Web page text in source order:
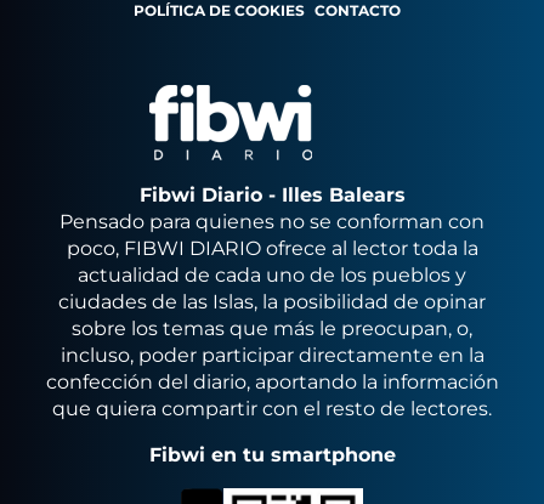
POLÍTICA DE COOKIES CONTACTO
Fibwi Diario - Illes Balears
Pensado para quienes no se conforman con
poco, FIBWI DIARIO ofrece al lector toda la
actualidad de cada uno de los pueblos y
ciudades de las Islas, la posibilidad de opinar
sobre los temas que más le preocupan, o,
incluso, poder participar directamente en la
confección del diario, aportando la información
que quiera compartir con el resto de lectores.
Fibwi en tu smartphone